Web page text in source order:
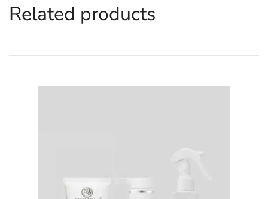
Related products